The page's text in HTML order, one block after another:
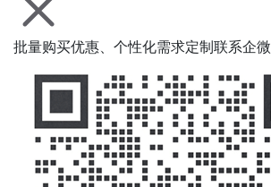
批量购买优惠、个性化需求定制联系企微